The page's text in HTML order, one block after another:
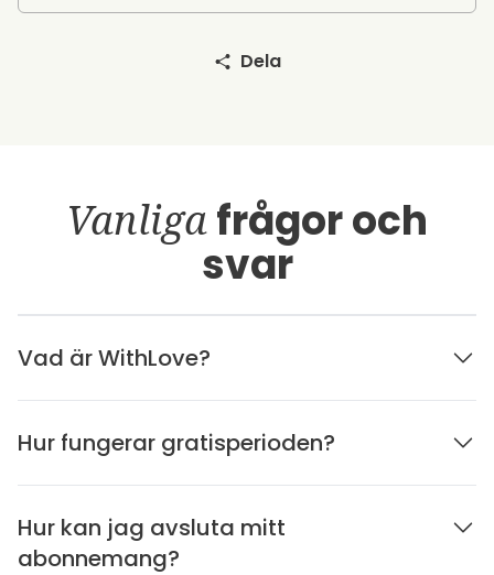
Dela
Vanligafrågor och
svar
Vad är WithLove?
Hur fungerar gratisperioden?
Hur kan jag avsluta mitt
abonnemang?